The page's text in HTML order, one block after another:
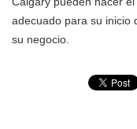
adecuado para su inicio
su negocio.